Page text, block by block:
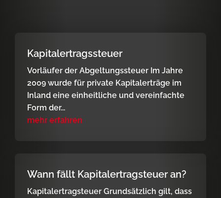
Kapitalertragssteuer
Vorläufer der Abgeltungssteuer Im Jahre
2009 wurde für private Kapitalerträge im
Inland eine einheitliche und vereinfachte
Form der...
mehr erfahren
Wann fällt Kapitalertragsteuer an?
Kapitalertragsteuer Grundsätzlich gilt, dass